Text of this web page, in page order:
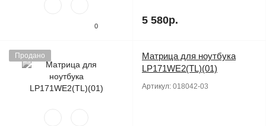
0 5 580р.
Продано
Матрица для ноутбука
LP171WE2(TL)(01)
Артикул: 018042-03